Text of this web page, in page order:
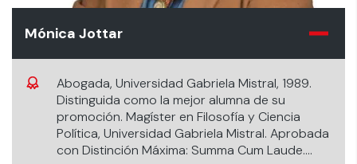
Mónica Jottar
Abogada, Universidad Gabriela Mistral, 1989.
Distinguida como la mejor alumna de su
promoción. Magíster en Filosofía y Ciencia
Política, Universidad Gabriela Mistral. Aprobada
con Distinción Máxima: Summa Cum Laude.